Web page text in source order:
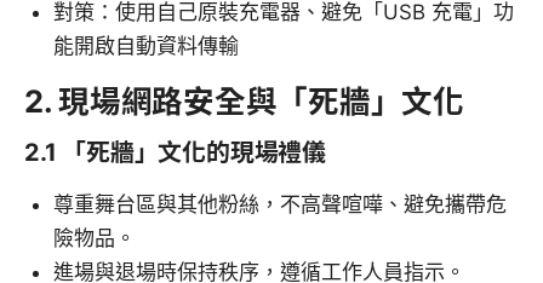
對策：使用自己原裝充電器、避免「USB 充電」功
能開啟自動資料傳輸
2. 現場網路安全與「死牆」文化
2.1 「死牆」文化的現場禮儀
尊重舞台區與其他粉絲，不高聲喧嘩、避免攜帶危
險物品。
進場與退場時保持秩序，遵循工作人員指示。